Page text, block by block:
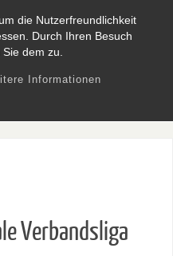
die Nutzerfreundlichkeit
Durch Ihren Besuch
dem zu.
Informationen
UND SOFTBALL IN
Verbandsliga